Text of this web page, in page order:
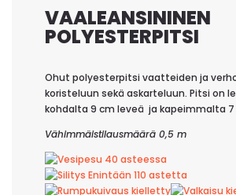
VAALEANSININEN
POLYESTERPITSI
Ohut polyesterpitsi vaatteiden ja
koristeluun sekä askarteluun. Pitsi on
kohdalta 9 cm leveä ja kapeimmalta 7
Vähimmäistilausmäärä 0,5 m